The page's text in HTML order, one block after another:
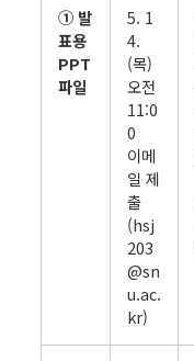
① 발
표용
PPT
파일
5. 1
4.
(목)
오전
11:0
0
이메
일 제
출
(hsj
203
@sn
u.ac.
kr)